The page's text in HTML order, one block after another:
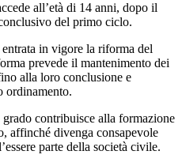
all’età di 14 anni, dopo il
del primo ciclo.
in vigore la riforma del
prevede il mantenimento dei
alla loro conclusione e
ordinamento.
contribuisce alla formazione
affinché divenga consapevole
parte della società civile.